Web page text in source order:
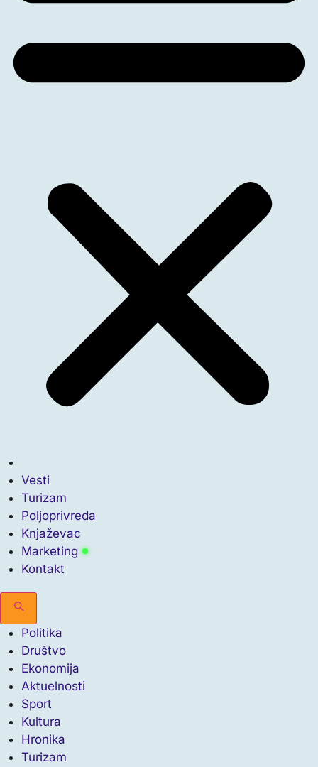
Vesti
Turizam
Poljoprivreda
Knjaževac
Marketing
Kontakt
Politika
Društvo
Ekonomija
Aktuelnosti
Sport
Kultura
Hronika
Turizam